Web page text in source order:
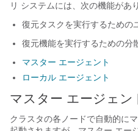
リ システムには、次の機能があ
復元タスクを実行するための
復元機能を実行するための分
マスター エージェント
ローカル エージェント
マスター エージェン
クラスタの各ノードで自動的に